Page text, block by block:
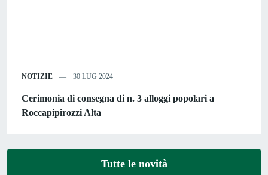
NOTIZIE 30 LUG 2024
Cerimonia di consegna di n. 3 alloggi popolari a
Roccapipirozzi Alta
Tutte le novità